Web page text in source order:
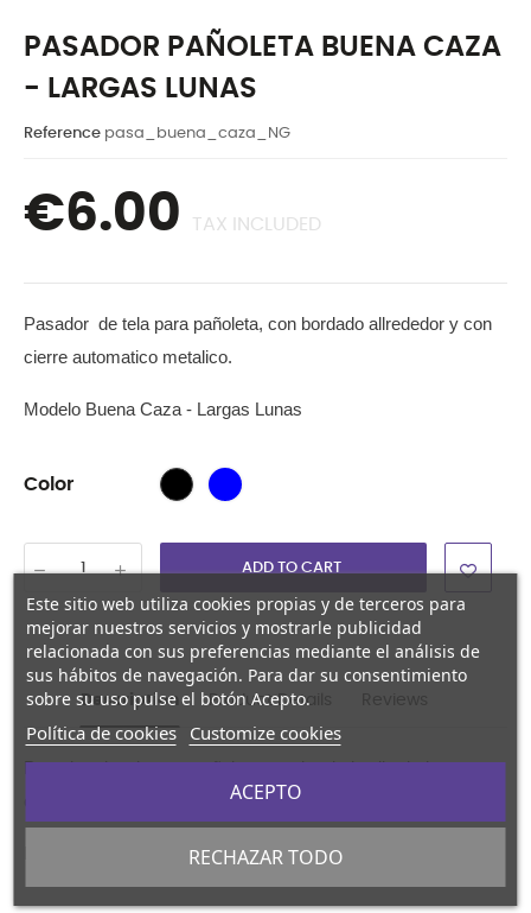
PASADOR PAÑOLETA BUENA CAZA
- LARGAS LUNAS
Reference pasa_buena_caza_NG
€6.00 TAX INCLUDED
Pasador de tela para pañoleta, con bordado allrededor y con
cierre automatico metalico.
Modelo Buena Caza - Largas Lunas
Color Negra Azul
ADD TO CART
Description Product Details
Pasador de tela para pañoleta, con bordado allrededor y con
cierre automatico metalico.
Modelo Buena Caza - Largas Lunas
Este sitio web utiliza cookies propias y de terceros para
mejorar nuestros servicios y mostrarle publicidad
relacionada con sus preferencias mediante el análisis de
sus hábitos de navegación. Para dar su consentimiento
sobre su uso pulse el botón Acepto.
Política de cookies Customize cookies
RECHAZAR TODO
ACEPTO